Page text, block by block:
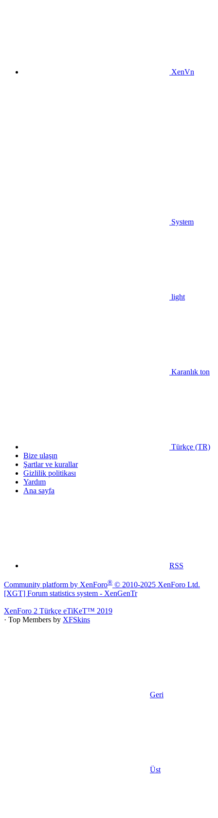
XenVn
System
light
Karanlık ton
Türkçe (TR)
Bize ulaşın
Şartlar ve kurallar
Gizlilik politikası
Yardım
Ana sayfa
RSS
Community platform by XenForo® © 2010-2025 XenForo Ltd.
[XGT] Forum statistics system - XenGenTr
XenForo 2 Türkçe eTiKeT™ 2019
· Top Members by XFSkins
Geri
Üst